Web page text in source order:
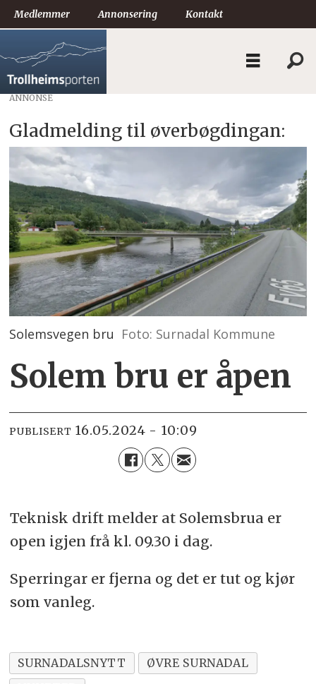
Medlemmer Annonsering Kontakt
ANNONSE
Gladmelding til øverbøgdingan:
Solemsvegen bru Foto: Surnadal Kommune
Solem bru er åpen
PUBLISERT 16.05.2024 - 10:09
Teknisk drift melder at Solemsbrua er
open igjen frå kl. 09.30 i dag.
Sperringar er fjerna og det er tut og kjør
som vanleg.
SURNADALSNYTT
ØVRE SURNADAL